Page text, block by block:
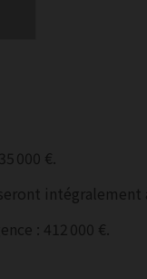
000 €.
intégralement
: 412 000 €.